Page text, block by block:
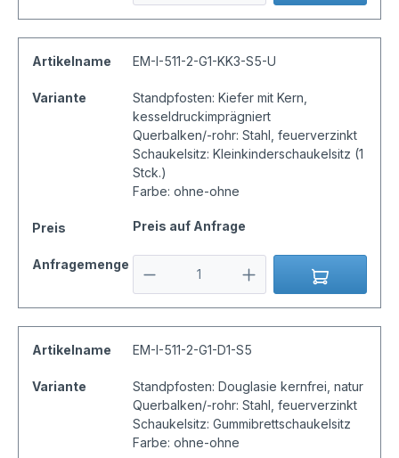
Artikelname EM-I-511-2-G1-KK3-S5-U
Variante
Standpfosten: Kiefer mit Kern,
kesseldruckimprägniert
Querbalken/-rohr: Stahl, feuerverzinkt
Schaukelsitz: Kleinkinderschaukelsitz (1
Stck.)
Farbe: ohne-ohne
Preis Preis auf Anfrage
Anfragemenge
Artikelname EM-I-511-2-G1-D1-S5
Variante
Standpfosten: Douglasie kernfrei, natur
Querbalken/-rohr: Stahl, feuerverzinkt
Schaukelsitz: Gummibrettschaukelsitz
Farbe: ohne-ohne